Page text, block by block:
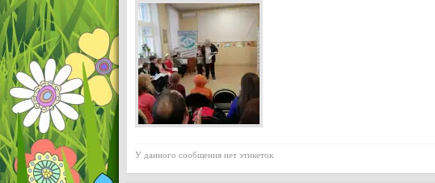
У данного сообщения нет этикеток